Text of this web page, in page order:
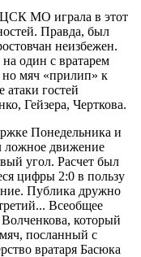
ЦСК МО играла в этот
Правда, был
неизбежен.
один с вратарем
мяч «прилип» к
гостей
Гейзера, Черткова.
Понедельника и
ложное движение
угол. Расчет был
цифры 2:0 в пользу
Публика дружно
Всеобщее
который
посланный с
вратаря Басюка